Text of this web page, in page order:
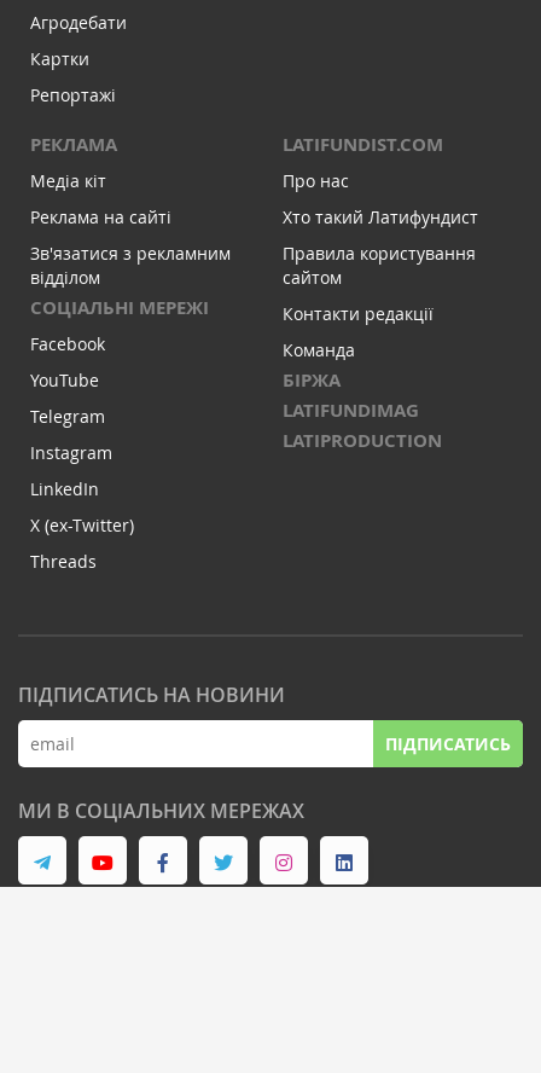
Агродебати
Картки
Репортажі
РЕКЛАМА
Медіа кіт
Реклама на сайті
Зв'язатися з рекламним
відділом
СОЦІАЛЬНІ МЕРЕЖІ
Facebook
YouTube
Telegram
Instagram
LinkedIn
X (ex-Twitter)
Threads
LATIFUNDIST.COM
Про нас
Хто такий Латифундист
Правила користування
сайтом
Контакти редакції
Команда
БІРЖА
LATIFUNDIMAG
LATIPRODUCTION
ПІДПИСАТИСЬ НА НОВИНИ
ПІДПИСАТИСЬ
МИ В СОЦІАЛЬНИХ МЕРЕЖАХ